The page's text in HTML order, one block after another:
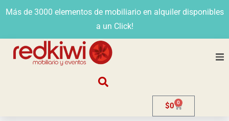
Más de 3000 elementos de mobiliario en alquiler disponibles
a un Click!
$0 0